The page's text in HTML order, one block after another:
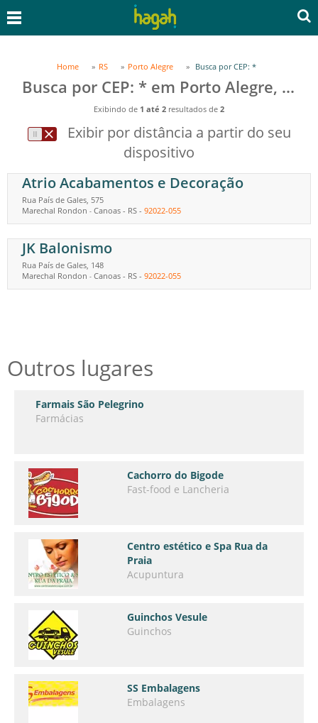
Home RS Porto Alegre Busca por CEP: *
Busca por CEP: * em Porto Alegre, RS
Exibindo de 1 até 2 resultados de 2
Exibir por distância a partir do seu
dispositivo
Atrio Acabamentos e Decoração
Rua País de Gales, 575
Marechal Rondon - Canoas - RS - 92022-055
JK Balonismo
Rua País de Gales, 148
Marechal Rondon - Canoas - RS - 92022-055
Outros lugares
Farmais São Pelegrino
Farmácias
Cachorro do Bigode
Fast-food e Lancheria
Centro estético e Spa Rua da
Praia
Acupuntura
Guinchos Vesule
Guinchos
SS Embalagens
Embalagens